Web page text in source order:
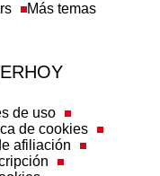
de cookies
afiliación